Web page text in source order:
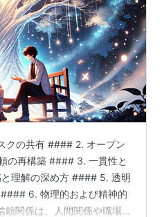
クの共有 #### 2. オープン
の再構築 #### 3. 一貫性と
理解の深め方 #### 5. 透明
6. 物理的および精神的
関係は、人間関係や職場で